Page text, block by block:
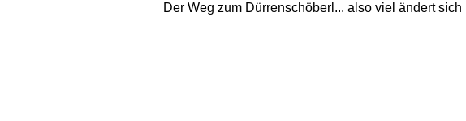
Der Weg zum Dürrenschöberl... also viel ändert